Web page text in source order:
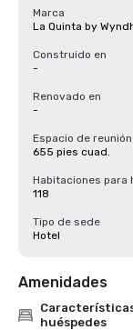
Marca
La Quinta by
Construido en
-
Renovado en
-
Espacio de
655 pies cuad.
Habitaciones para
118
Tipo de sede
Hotel
Amenidades
huéspedes